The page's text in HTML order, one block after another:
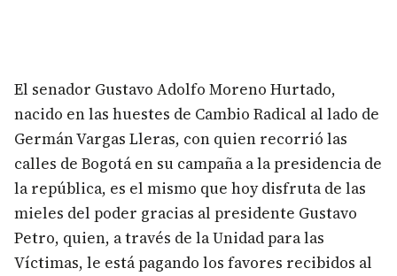
El senador Gustavo Adolfo Moreno Hurtado,
nacido en las huestes de Cambio Radical al lado de
Germán Vargas Lleras, con quien recorrió las
calles de Bogotá en su campaña a la presidencia de
la república, es el mismo que hoy disfruta de las
mieles del poder gracias al presidente Gustavo
Petro, quien, a través de la Unidad para las
Víctimas, le está pagando los favores recibidos al